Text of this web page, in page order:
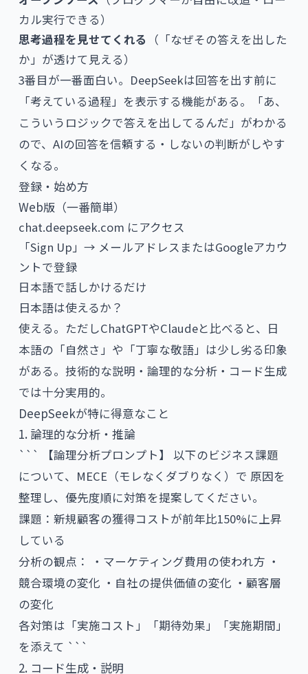
カル実行できる）
思考過程を見せてくれる （「なぜその答えを出した
か」が透けて見える）
3番目が一番面白い。DeepSeekは回答を出す前に
「考えている過程」を表示する機能がある。「あ、
こういうロジックで答えを出してるんだ」がわかる
ので、AIの回答を信頼する・しないの判断がしやす
くなる。
登録・始め方
Web版（一番簡単）
chat.deepseek.com にアクセス
「Sign Up」→ メールアドレスまたはGoogleアカウ
ントで登録
日本語で話しかけるだけ
日本語は使えるか？
使える。ただしChatGPTやClaudeと比べると、日
本語の「自然さ」や「丁寧な敬語」は少し劣る印象
がある。技術的な説明・論理的な分析・コード生成
では十分実用的。
DeepSeekが特に得意なこと
1. 論理的な分析・推論
``` 【論理分析プロンプト】 以下のビジネス課題
について、MECE（モレなくダブりなく）で 原因を
整理し、優先度順に対策を提案してください。
課題：新規顧客の獲得コストが前年比150%に上昇
している
分析の観点： ・マーケティング費用の使われ方 ・
競合環境の変化 ・自社の提供価値の変化 ・顧客層
の変化
各対策は「実施コスト」「期待効果」「実施期間」
を添えて ```
2. コード生成・説明